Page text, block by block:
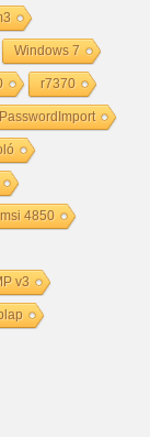
Windows 7
r7370
PasswordImport
msi 4850
v3